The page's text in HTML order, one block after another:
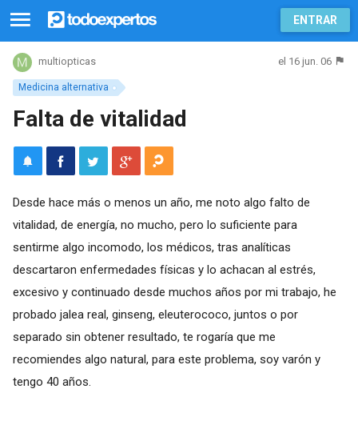
ENTRAR
Medicina alternativa
multiopticas el 16 jun. 06
Falta de vitalidad
Desde hace más o menos un año, me noto algo falto de
vitalidad, de energía, no mucho, pero lo suficiente para
sentirme algo incomodo, los médicos, tras analíticas
descartaron enfermedades físicas y lo achacan al estrés,
excesivo y continuado desde muchos años por mi trabajo, he
probado jalea real, ginseng, eleuterococo, juntos o por
separado sin obtener resultado, te rogaría que me
recomiendes algo natural, para este problema, soy varón y
tengo 40 años.